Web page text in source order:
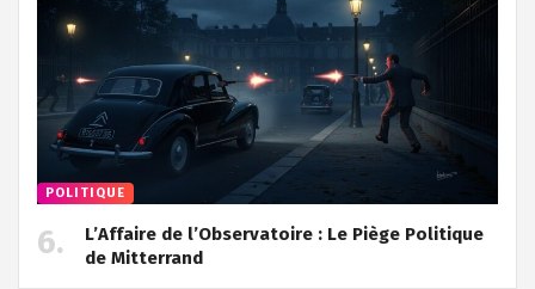
POLITIQUE
L’Affaire de l’Observatoire : Le Piège Politique
de Mitterrand